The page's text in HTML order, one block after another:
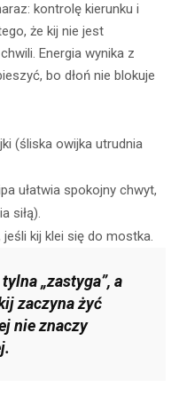
kontrolę kierunku i
że kij nie jest
Energia wynika z
bo dłoń nie blokuje
(śliska owijka utrudnia
ułatwia spokojny chwyt,
siłą).
jeśli kij klei się do mostka.
„zastyga”, a
zaczyna żyć
nie znaczy